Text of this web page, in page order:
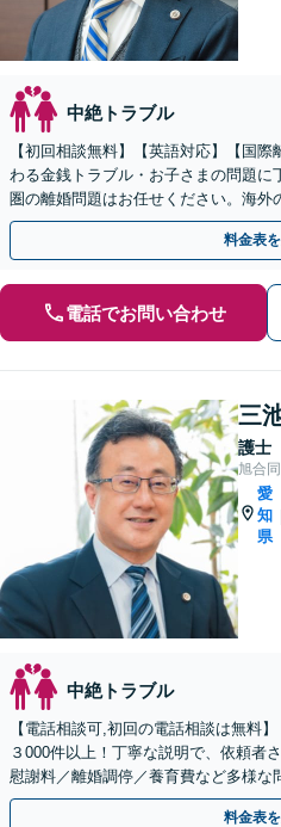
中絶トラブル
【初回相談無料】【英語対応】【国
わる金銭トラブル・お子さまの問題に
圏の離婚問題はお任せください。海外
休日面談】【お子さま同席OK】【徳
料金表
電話でお問い合わせ
三
護士
旭合
愛
知
県
中絶トラブル
【電話相談可,初回の電話相談は無料
３000件以上！丁寧な説明で、依頼者
慰謝料／離婚調停／養育費など多様な
クアッププランあり【夜間休日対応】
料金表